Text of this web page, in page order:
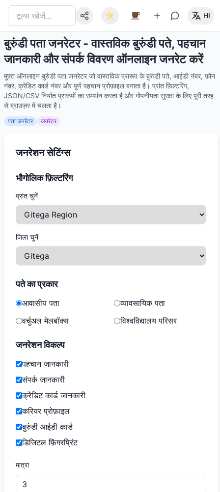
HI
बुरुंडी पता जनरेटर - वास्तविक बुरुंडी पते, पहचान
जानकारी और संपर्क विवरण ऑनलाइन जनरेट करें
मुफ़्त ऑनलाइन बुरुंडी पता जनरेटर जो वास्तविक प्रारूप के बुरुंडी पते, आईडी नंबर, फ़ोन
नंबर, क्रेडिट कार्ड नंबर और पूर्ण पहचान प्रोफ़ाइल बनाता है। प्रांत फ़िल्टरिंग,
JSON/CSV निर्यात प्रारूपों का समर्थन करता है और गोपनीयता सुरक्षा के लिए पूरी तरह
से ब्राउज़र में चलता है।
पता जनरेटर जनरेटर
जनरेशन सेटिंग्स
भौगोलिक फ़िल्टरिंग
प्रांत चुनें
जिला चुनें
पते का प्रकार
आवासीय पता
व्यावसायिक पता
वर्चुअल मेलबॉक्स
विश्वविद्यालय परिसर
जनरेशन विकल्प
पहचान जानकारी
संपर्क जानकारी
क्रेडिट कार्ड जानकारी
करियर प्रोफ़ाइल
बुरुंडी आईडी कार्ड
डिजिटल फ़िंगरप्रिंट
मात्रा